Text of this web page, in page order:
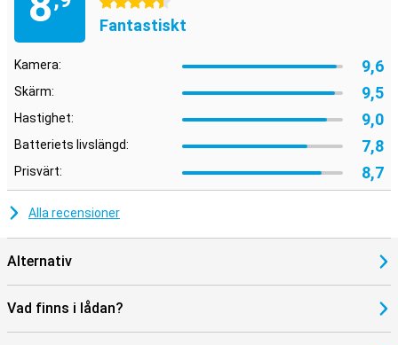
Fantastiskt
Kamera: 9,6
Skärm: 9,5
Hastighet: 9,0
Batteriets livslängd: 7,8
Prisvärt: 8,7
Alla recensioner
Alternativ
Vad finns i lådan?